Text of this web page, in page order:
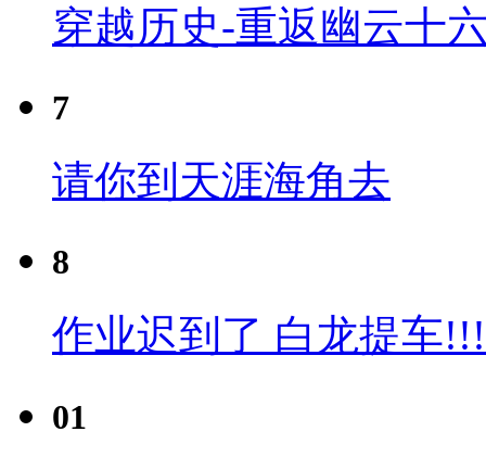
穿越历史-重返幽云十
7
请你到天涯海角去
8
作业迟到了 白龙提车
01